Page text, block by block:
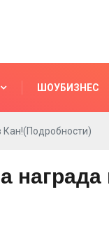
ШОУБИЗНЕС
Кан!(Подробности)
награда